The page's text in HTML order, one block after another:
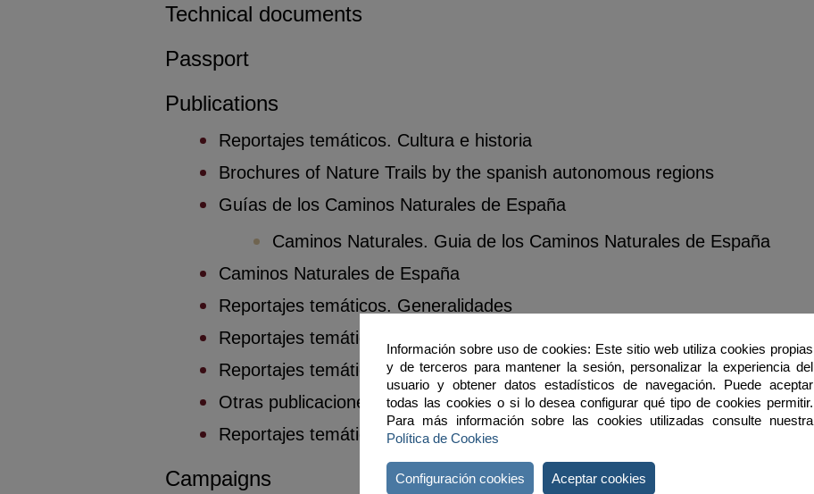
Información sobre uso de cookies: Este sitio web utiliza cookies propias
y de terceros para mantener la sesión, personalizar la experiencia del
usuario y obtener datos estadísticos de navegación. Puede aceptar
todas las cookies o si lo desea configurar qué tipo de cookies permitir.
Para más información sobre las cookies utilizadas consulte nuestra
Política de Cookies
Configuración cookies Aceptar cookies
Technical documents
Passport
Publications
Reportajes temáticos. Cultura e historia
Brochures of Nature Trails by the spanish autonomous regions
Guías de los Caminos Naturales de España
Caminos Naturales. Guia de los Caminos Naturales de España
Caminos Naturales de España
Reportajes temáticos. Generalidades
Reportajes temáticos. Gastronomía
Reportajes temáticos. Naturaleza
Otras publicaciones
Reportajes temáticos. Turismo
Campaigns